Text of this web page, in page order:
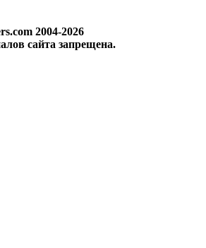
2004-2026
сайта запрещена.